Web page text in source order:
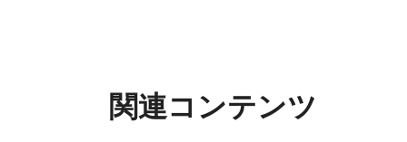
関連コンテンツ